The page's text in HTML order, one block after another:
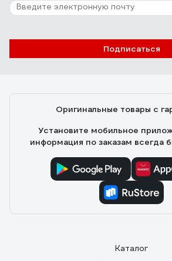
11 отзывов
длинный аукс и кабель microusb.
Качество сборки отличное
Подписаться
Оригинальные товары с
Установите мобильное
информация по заказам всегда
Каталог